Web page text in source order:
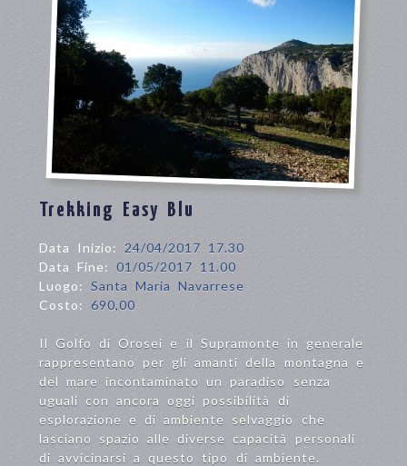
Trekking Easy Blu
Data Inizio: 24/04/2017 17.30
Data Fine: 01/05/2017 11.00
Luogo: Santa Maria Navarrese
Costo: 690,00
Il Golfo di Orosei e il Supramonte in generale
rappresentano per gli amanti della montagna e
del mare incontaminato un paradiso senza
uguali con ancora oggi possibilità di
esplorazione e di ambiente selvaggio che
lasciano spazio alle diverse capacità personali
di avvicinarsi a questo tipo di ambiente.